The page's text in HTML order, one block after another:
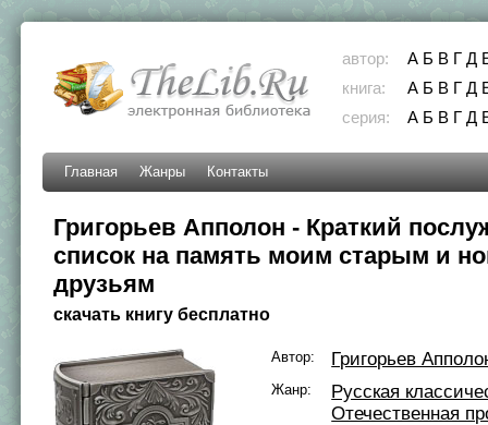
автор: А Б В Г Д
книга:
А Б В Г Д
серия:
А Б В Г Д
Главная Жанры Контакты
Григорьев Апполон - Краткий
список на память моим старым и
друзьям
скачать книгу бесплатно
Автор: Григорьев
Жанр:
Русская
Отечественная